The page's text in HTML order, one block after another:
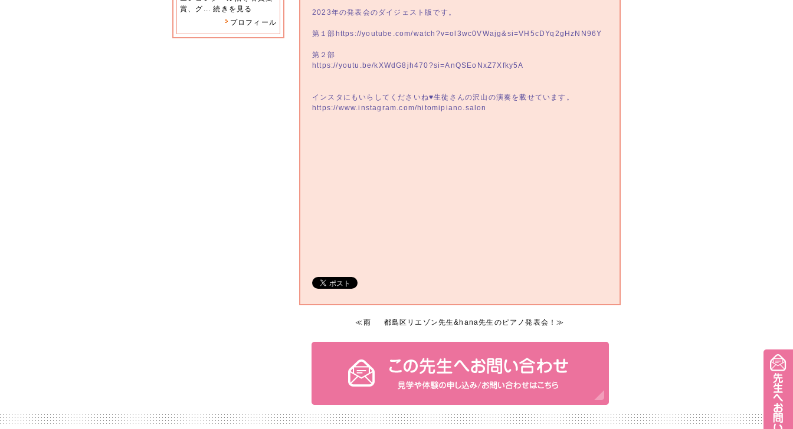
賞、グ...続きを見る
プロフィール
2023年の発表会のダイジェスト版です。
第１部https://youtube.com/watch?v=ol3wc0VWajg&si=VH5cDYq2gHzNN96Y
第２部
https://youtu.be/kXWdG8jh470?si=AnQSEoNxZ7Xfky5A
インスタにもいらしてくださいね♥生徒さんの沢山の演奏を載せています。
https://www.instagram.com/hitomipiano.salon
≪雨 都島区リエゾン先生&hana先生のピアノ発表会！≫